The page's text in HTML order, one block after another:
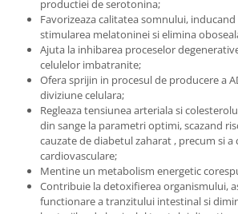
productiei de serotonina;
Favorizeaza calitatea somnului,
stimularea melatoninei si elimina
Ajuta la inhibarea proceselor
celulelor imbatranite;
Ofera sprijin in procesul de producere a
diviziune celulara;
Regleaza tensiunea arteriala si
din sange la parametri optimi, scazand
cauzate de diabetul zaharat , precum si a
cardiovasculare;
Mentine un metabolism energetic
Contribuie la detoxifierea organismului,
functionare a tranzitului intestinal si